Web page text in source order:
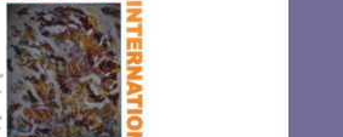
atât în fabricarea de
cât și în cercetare –
cele două țări nu pot fi
Read more…